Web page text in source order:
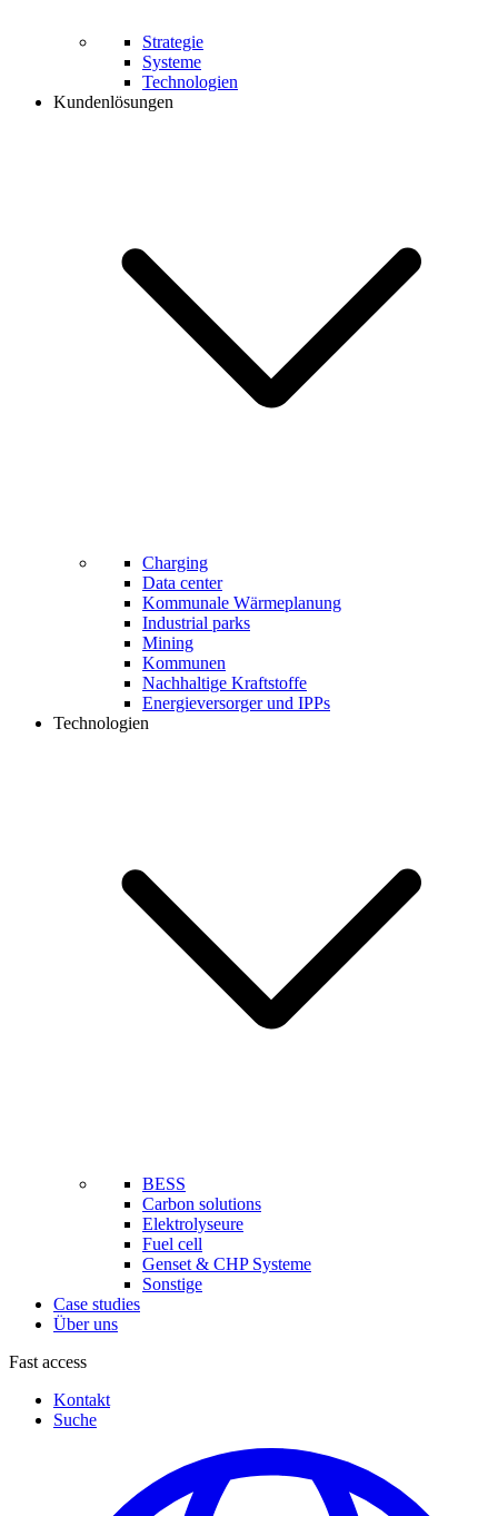
Strategie
Systeme
Technologien
Kundenlösungen
Charging
Data center
Kommunale Wärmeplanung
Industrial parks
Mining
Kommunen
Nachhaltige Kraftstoffe
Energieversorger und IPPs
Technologien
BESS
Carbon solutions
Elektrolyseure
Fuel cell
Genset & CHP Systeme
Sonstige
Case studies
Über uns
Fast access
Kontakt
Suche